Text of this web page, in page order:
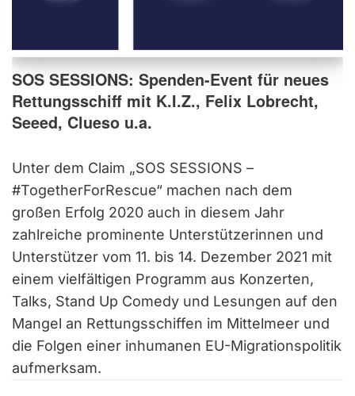
SOS SESSIONS: Spenden-Event für neues
Rettungsschiff mit K.I.Z., Felix Lobrecht,
Seeed, Clueso u.a.
Unter dem Claim „SOS SESSIONS –
#TogetherForRescue“ machen nach dem
großen Erfolg 2020 auch in diesem Jahr
zahlreiche prominente Unterstützerinnen und
Unterstützer vom 11. bis 14. Dezember 2021 mit
einem vielfältigen Programm aus Konzerten,
Talks, Stand Up Comedy und Lesungen auf den
Mangel an Rettungsschiffen im Mittelmeer und
die Folgen einer inhumanen EU-Migrationspolitik
aufmerksam.